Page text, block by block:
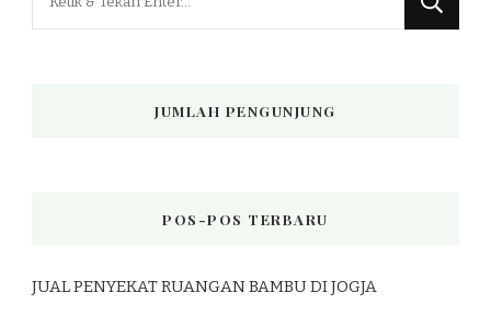
JUMLAH PENGUNJUNG
POS-POS TERBARU
JUAL PENYEKAT RUANGAN BAMBU DI JOGJA